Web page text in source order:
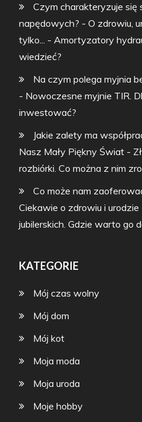
Czym charakteryzuje się
napędowych? - O zdrowiu,
tylko... -Amortyzatory
wiedzieć?
Na czym polega myjnia
- Nowoczesne myjnie TIR.
inwestować?
Jakie zalety ma
Nasz Mały Piękny Świat -
rozbiórki. Co można z nim
Co może nam
Ciekawie o zdrowiu i urodzie
jubilerskich. Gdzie warto go
KATEGORIE
Mój czas wolny
Mój dom
Mój kot
Moja moda
Moja uroda
Moje hobby